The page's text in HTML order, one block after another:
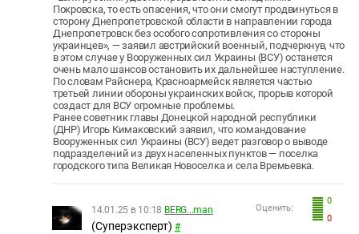
Покровска, то есть опасения, что они смогут продвинуться в
сторону Днепропетровской области в направлении города
Днепропетровск без особого сопротивления со стороны
украинцев», — заявил австрийский военный, подчеркнув, что
в этом случае у Вооруженных сил Украины (ВСУ) останется
очень мало шансов остановить их дальнейшее наступление.
По словам Райснера, Красноармейск является частью
третьей линии обороны украинских войск, прорыв которой
создаст для ВСУ огромные проблемы.
Ранее советник главы Донецкой народной республики
(ДНР) Игорь Кимаковский заявил, что командование
Вооруженных сил Украины (ВСУ) ведет разговор о выводе
подразделений из двух населенных пунктов — поселка
городского типа Великая Новоселка и села Времьевка.
0
0
Оценить:
14.01.25 в 10:18 BERG...man
(Суперэксперт) #